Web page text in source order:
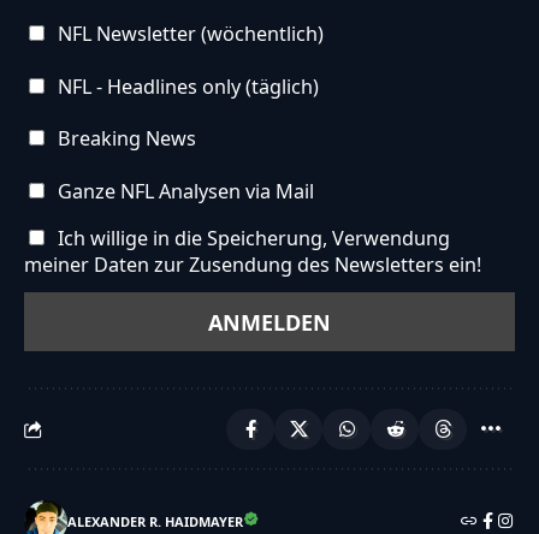
NFL Newsletter (wöchentlich)
NFL - Headlines only (täglich)
Breaking News
Ganze NFL Analysen via Mail
Ich willige in die Speicherung, Verwendung
meiner Daten zur Zusendung des Newsletters ein!
ALEXANDER R. HAIDMAYER